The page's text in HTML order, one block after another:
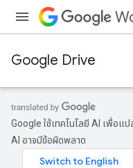
Google Drive
Google ใช้เทคโนโลยี AI เพื่อแ
AI อาจมีข้อผิดพลาด